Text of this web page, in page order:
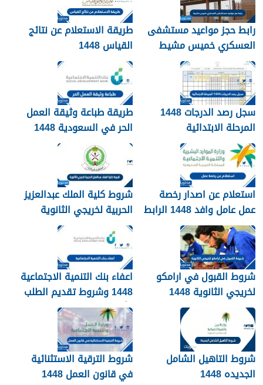
رابط حجز مواعيد مستشفى
العسكري خميس مشيط
1448
طريقة الاستعلام عن نتائج
القياس 1448
سجل رصد الدرجات 1448
المرحلة الابتدائية
طريقة طباعة وثيقة العمل
الحر في السعودية 1448
استعلام عن اصدار رخصة
عمل عامل وافد 1448 الرابط
والطريقة بالتفصيل
شروط كلية الملك عبدالعزيز
الحربية لخريجي الثانوية
1448
شروط القبول في ارامكو
لخريجي الثانوية 1448
اعفاء بنك التنمية الاجتماعية
1448 وشروط تقديم الطلب
وأهم الأوراق والمستندات
شروط التاهيل الشامل
الجديده 1448
شروط الترقية الاستثنائية
في قانون العمل 1448